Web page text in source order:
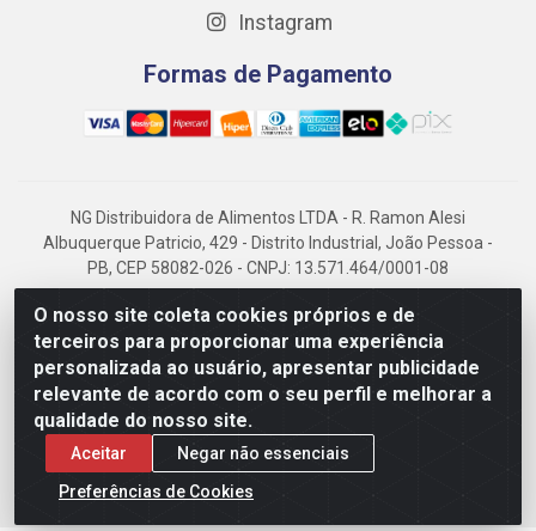
O nosso site coleta cookies próprios e de
terceiros para proporcionar uma experiência
personalizada ao usuário, apresentar publicidade
relevante de acordo com o seu perfil e melhorar a
qualidade do nosso site.
Aceitar
Negar não essenciais
Preferências de Cookies
Instagram
Formas de Pagamento
NG Distribuidora de Alimentos LTDA - R. Ramon Alesi
Albuquerque Patricio, 429 - Distrito Industrial, João Pessoa -
PB, CEP 58082-026 - CNPJ: 13.571.464/0001-08
NG Alimentos, há mais de 14 anos no mercado paraibano, é
referência em frigorificados, destacando-se pela logística
eficiente e excelência.